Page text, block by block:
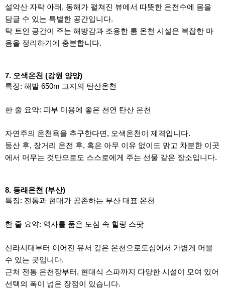
설악산 자락 아래, 동해가 펼쳐진 뷰에서 따뜻한 온천수에 몸을
담글 수 있는 특별한 공간입니다.
탁 트인 공간이 주는 해방감과 조용한 룸 온천 시설은 복잡한 마
음을 정리하기에 충분합니다.
7. 오색온천 (강원 양양)
특징: 해발 650m 고지의 탄산온천
한 줄 요약: 피부 미용에 좋은 천연 탄산 온천
자연주의 온천욕을 추구한다면, 오색온천이 제격입니다.
등산 후, 장거리 운전 후, 혹은 아무 이유 없이도 맑고 차분한 이곳
에서 머무는 것만으로도 스스로에게 주는 선물 같은 장소입니다.
8. 동래온천 (부산)
특징: 전통과 현대가 공존하는 부산 대표 온천
한 줄 요약: 역사를 품은 도심 속 힐링 스팟
신라시대부터 이어진 유서 깊은 온천으로도심에서 가볍게 머물
수 있는 곳입니다.
근처 전통 온천장부터, 현대식 스파까지 다양한 시설이 모여 있어
선택의 폭이 넓은 장점이 있습니다.